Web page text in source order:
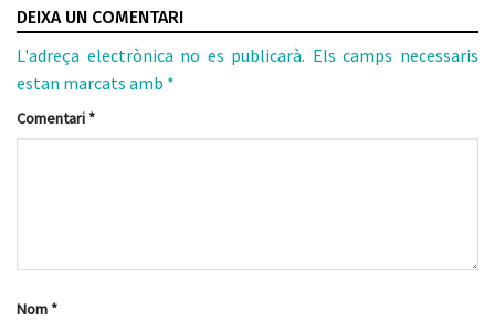
DEIXA UN COMENTARI
L'adreça electrònica no es publicarà. Els camps necessaris
estan marcats amb *
Comentari *
Nom *